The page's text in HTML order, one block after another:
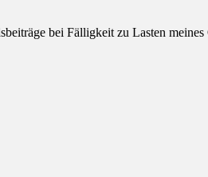
bei Fälligkeit zu Lasten